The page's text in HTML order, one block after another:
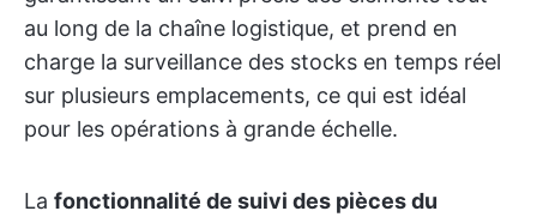
au long de la chaîne logistique, et prend en
charge la surveillance des stocks en temps réel
sur plusieurs emplacements, ce qui est idéal
pour les opérations à grande échelle.
La fonctionnalité de suivi des pièces du